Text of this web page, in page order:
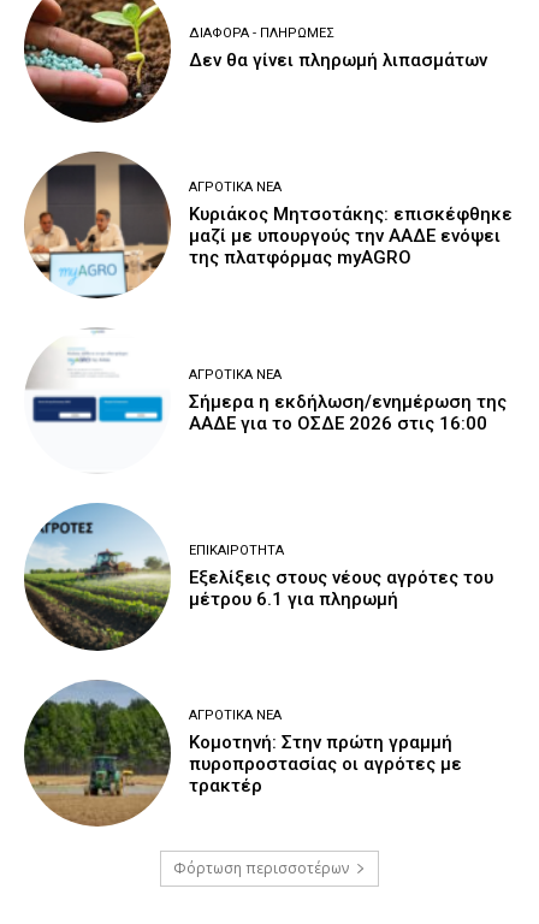
ΔΙΆΦΟΡΑ - ΠΛΗΡΩΜΈΣ
Δεν θα γίνει πληρωμή λιπασμάτων
ΑΓΡΟΤΙΚΆ ΝΈΑ
Κυριάκος Μητσοτάκης: επισκέφθηκε
μαζί με υπουργούς την ΑΑΔΕ ενόψει
της πλατφόρμας myAGRO
ΑΓΡΟΤΙΚΆ ΝΈΑ
Σήμερα η εκδήλωση/ενημέρωση της
ΑΑΔΕ για το ΟΣΔΕ 2026 στις 16:00
ΕΠΙΚΑΙΡΌΤΗΤΑ
Εξελίξεις στους νέους αγρότες του
μέτρου 6.1 για πληρωμή
ΑΓΡΟΤΙΚΆ ΝΈΑ
Κομοτηνή: Στην πρώτη γραμμή
πυροπροστασίας οι αγρότες με
τρακτέρ
Φόρτωση περισσοτέρων